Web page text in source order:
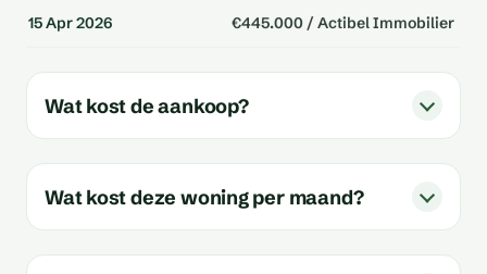
15 Apr 2026 €445.000 / Actibel Immobilier
Wat kost de aankoop?
Wat kost deze woning per maand?